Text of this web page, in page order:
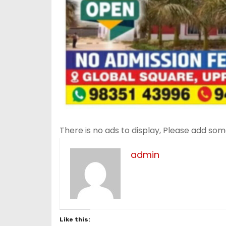
There is no ads to display, Please add
admin
Like this: